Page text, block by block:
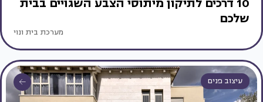
שלכם
מערכת בית ונוי
עיצוב פנים